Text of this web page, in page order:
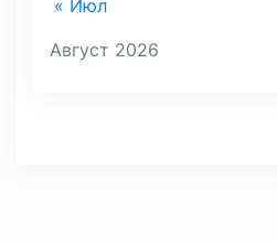
Август 2026
« Июл